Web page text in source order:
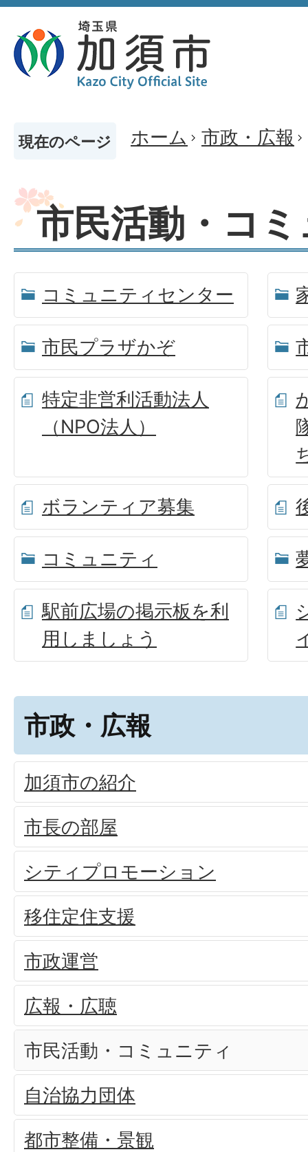
現在のページ ホーム 市政・広報
市民活動・コ
コミュニティセンター
市民プラザかぞ
特定非営利活動法人
（NPO法人）
ボランティア募集
コミュニティ
駅前広場の掲示板を利
用しましょう
市政・広報
加須市の紹介
市長の部屋
シティプロモーション
移住定住支援
市政運営
広報・広聴
市民活動・コミュニティ
自治協力団体
都市整備・景観